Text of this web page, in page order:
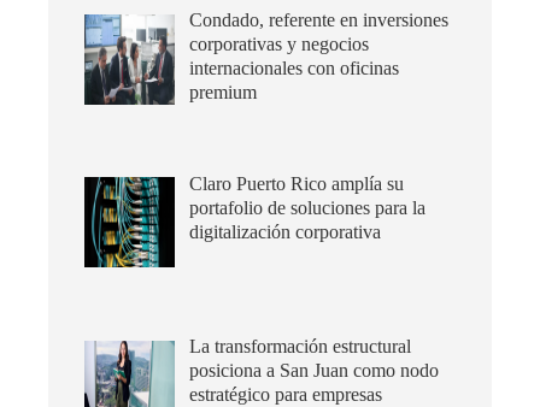
Condado, referente en inversiones
corporativas y negocios
internacionales con oficinas
premium
Claro Puerto Rico amplía su
portafolio de soluciones para la
digitalización corporativa
La transformación estructural
posiciona a San Juan como nodo
estratégico para empresas